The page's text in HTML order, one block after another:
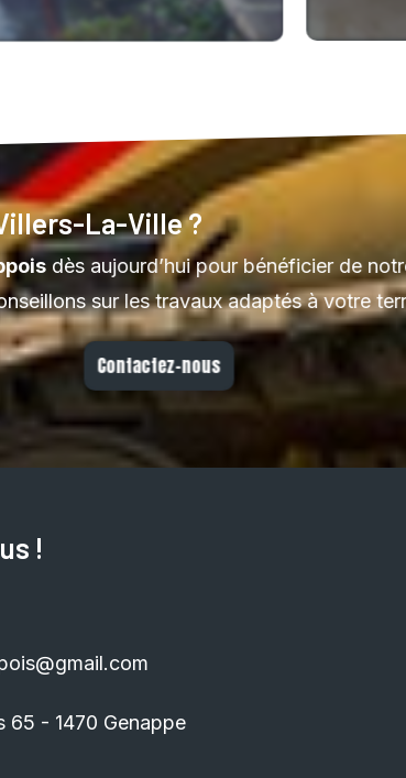
En
La-Ville ?
dès aujourd’hui pour bénéficier de
sur les travaux adaptés à votre
Contactez-nous
!
65 - 1470 Genappe